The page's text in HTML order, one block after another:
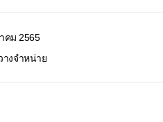
คม 2565
างจำหน่าย